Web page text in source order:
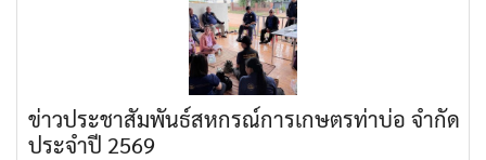
ข่าวประชาสัมพันธ์สหกรณ์การเกษตรท่าบ่อ จำกัด
ประจำปี 2569